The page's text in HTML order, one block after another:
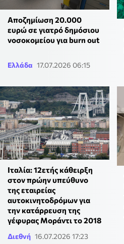
Αποζημίωση 20.000
ευρώ σε γιατρό δημόσιου
νοσοκομείου για burn out
Ελλάδα 17.07.2026 06:15
Ιταλία: 12ετής κάθειρξη
στον πρώην υπεύθυνο
της εταιρείας
αυτοκινητοδρόμων για
την κατάρρευση της
γέφυρας Μοράντι το 2018
Διεθνή 16.07.2026 17:23